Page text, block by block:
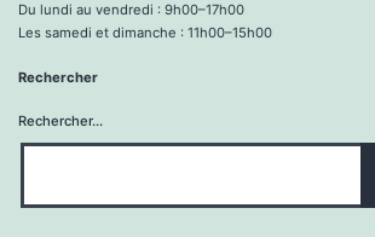
Du lundi au vendredi : 9h00–17h00
Les samedi et dimanche : 11h00–15h00
Rechercher
Rechercher…